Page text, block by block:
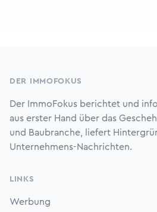
DER IMMOFOKUS
Der ImmoFokus berichtet und
aus erster Hand über das
und Baubranche, liefert
Unternehmens-Nachrichten.
LINKS
Werbung